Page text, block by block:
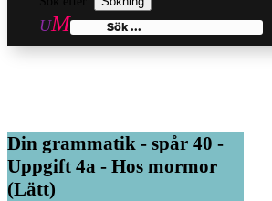
Din grammatik - spår 40 -
Uppgift 4a - Hos mormor
(Lätt)